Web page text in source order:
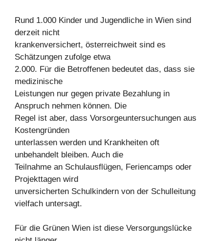
Rund 1.000 Kinder und Jugendliche in Wien sind
derzeit nicht
krankenversichert, österreichweit sind es
Schätzungen zufolge etwa
2.000. Für die Betroffenen bedeutet das, dass sie
medizinische
Leistungen nur gegen private Bezahlung in
Anspruch nehmen können. Die
Regel ist aber, dass Vorsorgeuntersuchungen aus
Kostengründen
unterlassen werden und Krankheiten oft
unbehandelt bleiben. Auch die
Teilnahme an Schulausflügen, Feriencamps oder
Projekttagen wird
unversicherten Schulkindern von der Schulleitung
vielfach untersagt.
Für die Grünen Wien ist diese Versorgungslücke